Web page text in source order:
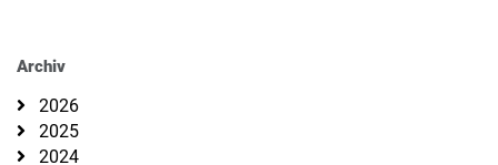
Archiv
2026
2025
2024